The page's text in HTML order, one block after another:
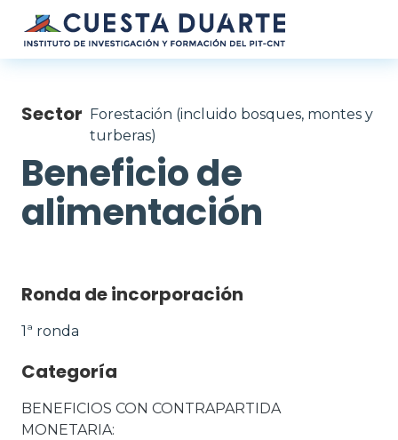
Pasar al contenido principal
Sector
Forestación (incluido bosques, montes y
turberas)
Beneficio de
alimentación
Ronda de incorporación
1ª ronda
Categoría
BENEFICIOS CON CONTRAPARTIDA
MONETARIA